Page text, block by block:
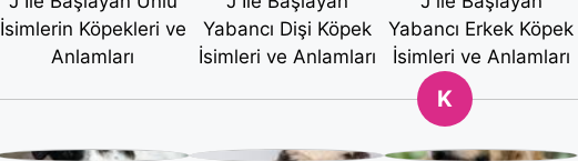
İsimlerin Köpekleri ve
Anlamları
Yabancı Dişi Köpek
İsimleri ve Anlamları
Yabancı Erkek Köpek
İsimleri ve Anlamları
K